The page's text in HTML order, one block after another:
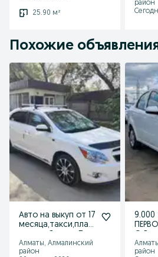
25.90 м²
район
Похожие
Авто на выкуп от 17
месяца,такси,план,
а,гранта,приора
Алматы, Алмалинский
район
9.000
район